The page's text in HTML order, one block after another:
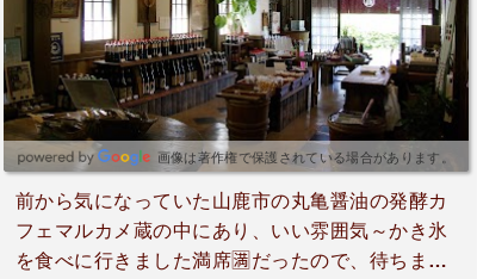
画像は著作権で保護されている場合があります。
前から気になっていた山鹿市の丸亀醤油の発酵カ
フェマルカメ蔵の中にあり、いい雰囲気～かき氷
を食べに行きました満席🈵️だったので、待ちまし